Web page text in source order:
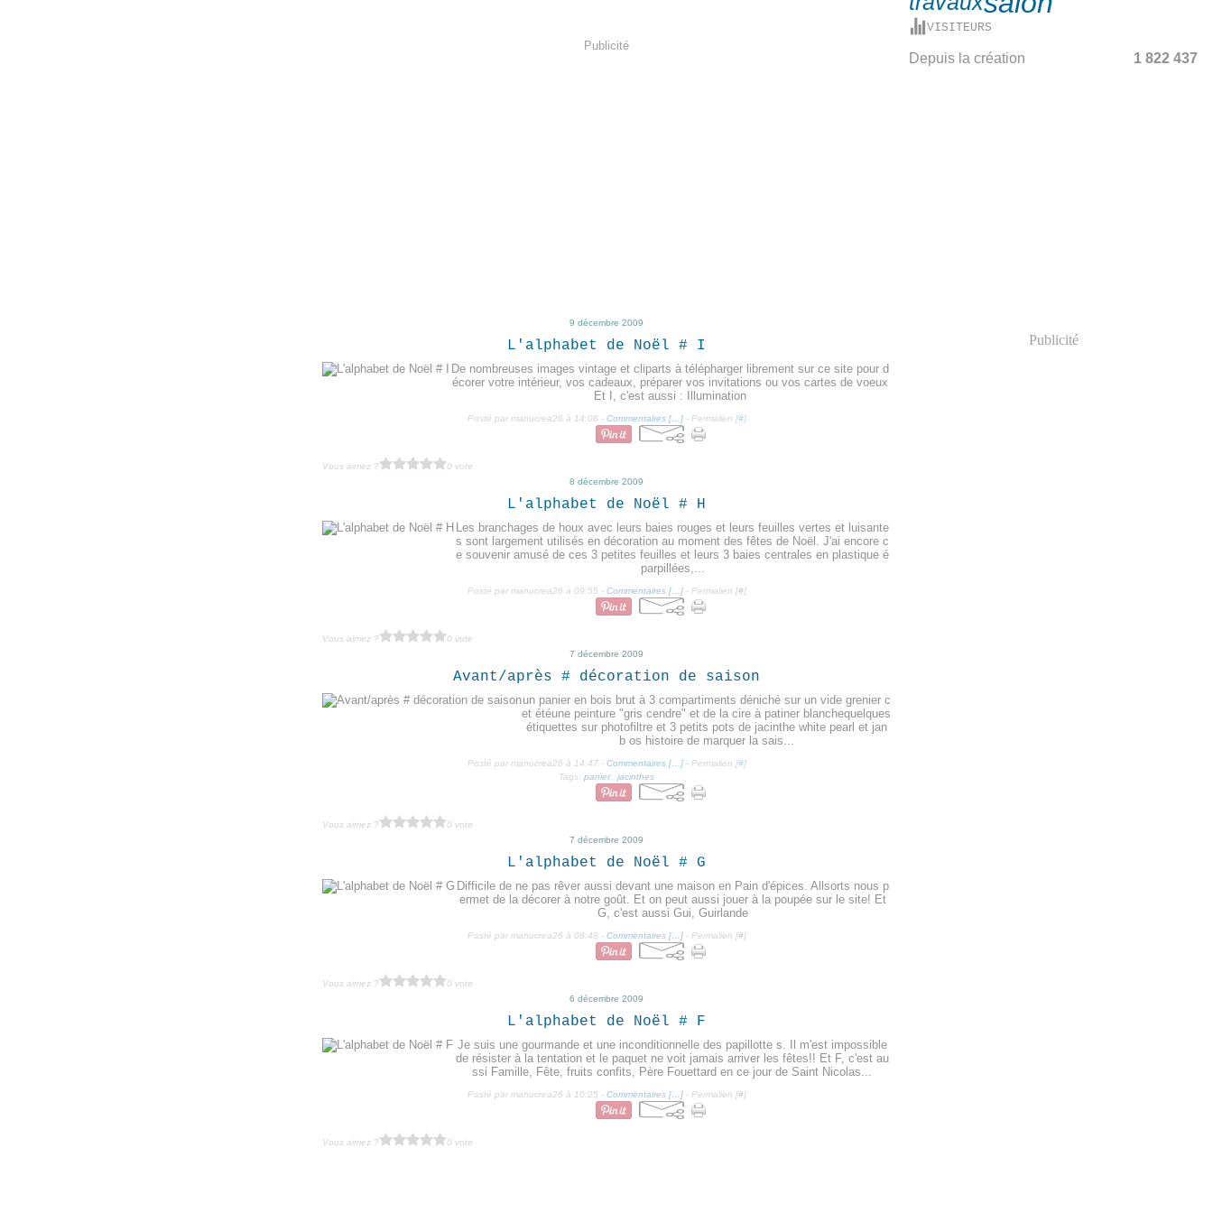
Publicité
9 décembre 2009
L'alphabet de Noël # I
De nombreuses images vintage et cliparts à télépharger librement sur ce site pour d
écorer votre intérieur, vos cadeaux, préparer vos invitations ou vos cartes de voeux
Et I, c'est aussi : Illumination
Posté par manucrea26 à 14:08 - Commentaires [… ]- Permalien [#]
Vous aimez ?
0 vote
8 décembre 2009
L'alphabet de Noël # H
Les branchages de houx avec leurs baies rouges et leurs feuilles vertes et luisante
s sont largement utilisés en décoration au moment des fêtes de Noël. J'ai encore c
e souvenir amusé de ces 3 petites feuilles et leurs 3 baies centrales en plastique é
parpillées,...
Posté par manucrea26 à 09:55 - Commentaires [… ]- Permalien [#]
Vous aimez ?
0 vote
7 décembre 2009
Avant/après # décoration de saison
un panier en bois brut à 3 compartiments déniché sur un vide grenier c
et étéune peinture "gris cendre" et de la cire à patiner blanchequelques
étiquettes sur photofiltre et 3 petits pots de jacinthe white pearl et jan
b os histoire de marquer la sais...
Posté par manucrea26 à 14:47 - Commentaires [… ]- Permalien [#]
Tags: panier, jacinthes
Vous aimez ?
0 vote
7 décembre 2009
L'alphabet de Noël # G
Difficile de ne pas rêver aussi devant une maison en Pain d'épices. Allsorts nous p
ermet de la décorer à notre goût. Et on peut aussi jouer à la poupée sur le site! Et
G, c'est aussi Gui, Guirlande
Posté par manucrea26 à 08:48 - Commentaires [… ]- Permalien [#]
Vous aimez ?
0 vote
6 décembre 2009
L'alphabet de Noël # F
Je suis une gourmande et une inconditionnelle des papillotte s. Il m'est impossible
de résister à la tentation et le paquet ne voit jamais arriver les fêtes!! Et F, c'est au
ssi Famille, Fête, fruits confits, Père Fouettard en ce jour de Saint Nicolas...
Posté par manucrea26 à 10:25 - Commentaires [… ]- Permalien [#]
Vous aimez ? 0 vote
VISITEURS
Depuis la création 1 822 437
Publicité